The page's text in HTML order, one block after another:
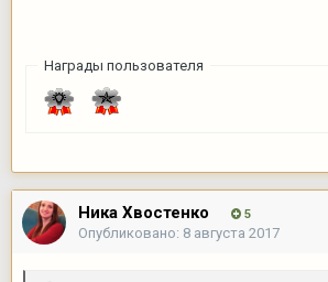
Награды пользователя
Ника Хвостенко 5
Опубликовано: 8 августа 2017